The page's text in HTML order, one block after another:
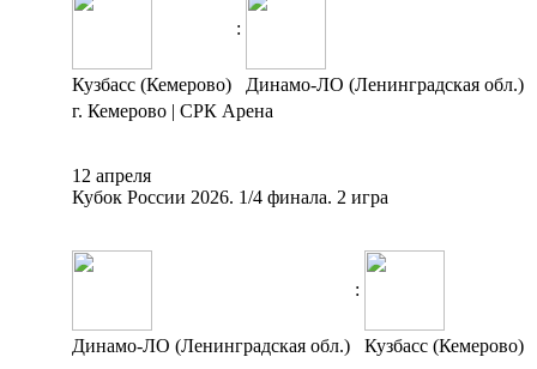
:
Кузбасс (Кемерово)
Динамо-ЛО (Ленинградская обл.)
г. Кемерово | СРК Арена
12 апреля
Кубок России 2026. 1/4 финала. 2 игра
:
Динамо-ЛО (Ленинградская обл.) Кузбасс (Кемерово)